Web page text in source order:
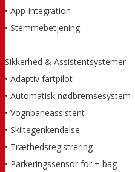
• App-integration
• Stemmebetjening
——————————————-
Sikkerhed & Assistentsystemer
• Adaptiv fartpilot
• Automatisk nødbremsesystem
• Vognbaneassistent
• Skiltegenkendelse
• Træthedsregistrering
• Parkeringssensor for + bag